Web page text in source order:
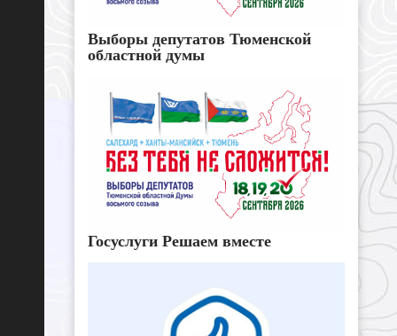
Выборы депутатов Тюменской
областной думы
Госуслуги Решаем вместе